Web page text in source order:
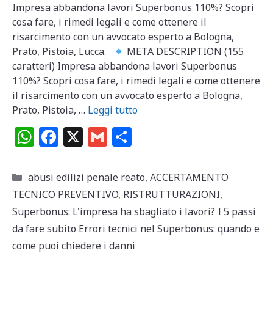
Impresa abbandona lavori Superbonus 110%? Scopri
cosa fare, i rimedi legali e come ottenere il
risarcimento con un avvocato esperto a Bologna,
Prato, Pistoia, Lucca.
META DESCRIPTION (155
caratteri) Impresa abbandona lavori Superbonus
110%? Scopri cosa fare, i rimedi legali e come ottenere
il risarcimento con un avvocato esperto a Bologna,
Prato, Pistoia, … Leggi tutto
W
at
s
A
p
p
F
c
e
b
o
o
X G
ai
l
n
di
vi
di
Categorie
abusi edilizi penale reato, ACCERTAMENTO
TECNICO PREVENTIVO, RISTRUTTURAZIONI,
Superbonus: L'impresa ha sbagliato i lavori? I 5 passi
da fare subito Errori tecnici nel Superbonus: quando e
come puoi chiedere i danni